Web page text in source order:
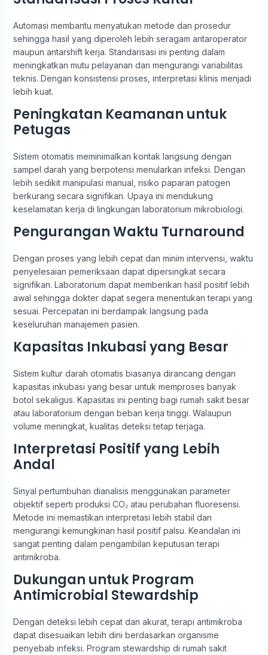
Automasi membantu menyatukan metode dan prosedur
sehingga hasil yang diperoleh lebih seragam antaroperator
maupun antarshift kerja. Standarisasi ini penting dalam
meningkatkan mutu pelayanan dan mengurangi variabilitas
teknis. Dengan konsistensi proses, interpretasi klinis menjadi
lebih kuat.
Peningkatan Keamanan untuk
Petugas
Sistem otomatis meminimalkan kontak langsung dengan
sampel darah yang berpotensi menularkan infeksi. Dengan
lebih sedikit manipulasi manual, risiko paparan patogen
berkurang secara signifikan. Upaya ini mendukung
keselamatan kerja di lingkungan laboratorium mikrobiologi.
Pengurangan Waktu Turnaround
Dengan proses yang lebih cepat dan minim intervensi, waktu
penyelesaian pemeriksaan dapat dipersingkat secara
signifikan. Laboratorium dapat memberikan hasil positif lebih
awal sehingga dokter dapat segera menentukan terapi yang
sesuai. Percepatan ini berdampak langsung pada
keseluruhan manajemen pasien.
Kapasitas Inkubasi yang Besar
Sistem kultur darah otomatis biasanya dirancang dengan
kapasitas inkubasi yang besar untuk memproses banyak
botol sekaligus. Kapasitas ini penting bagi rumah sakit besar
atau laboratorium dengan beban kerja tinggi. Walaupun
volume meningkat, kualitas deteksi tetap terjaga.
Interpretasi Positif yang Lebih
Andal
Sinyal pertumbuhan dianalisis menggunakan parameter
objektif seperti produksi CO₂ atau perubahan fluoresensi.
Metode ini memastikan interpretasi lebih stabil dan
mengurangi kemungkinan hasil positif palsu. Keandalan ini
sangat penting dalam pengambilan keputusan terapi
antimikroba.
Dukungan untuk Program
Antimicrobial Stewardship
Dengan deteksi lebih cepat dan akurat, terapi antimikroba
dapat disesuaikan lebih dini berdasarkan organisme
penyebab infeksi. Program stewardship di rumah sakit